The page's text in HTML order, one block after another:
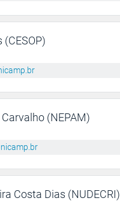
(NEPAM)
Costa Dias (NUDECRI)